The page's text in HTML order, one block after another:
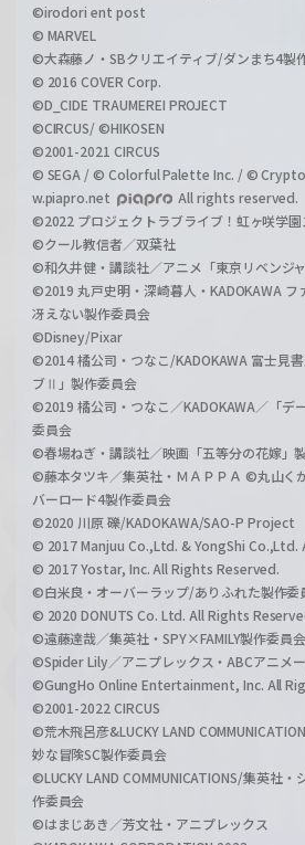
©irodori ent post
© MARVEL
©大森藤ノ・SBクリエイティブ/ダンまち4製
© 2016 COVER Corp.
©D_CIDE TRAUMEREI PROJECT
©CIRCUS/ ©HIKOSEN
©2001-2021 CIRCUS
© SEGA / © Colorful Palette Inc. / ©
w.piapro.net
All rights reserved.
©2022 プロジェクトラブライブ！虹ヶ咲学
©クール教信者／双葉社
©和久井健・講談社／アニメ「東京リベンジ
©2019 丸戸史明・深崎暮人・KADOKAWA フ
冴えない製作委員会
©Disney/Pixar
©2014 橘公司・つなこ/KADOKAWA 富士見
ブⅡ」製作委員会
©2019 橘公司・つなこ／KADOKAWA／「デ
委員会
©春場ねぎ・講談社／映画「五等分の花嫁」
©藤本タツキ／集英社・ＭＡＰＰＡ ©丸山く
バーロード4製作委員会
©2020 川原 礫/KADOKAWA/SAO-P Project
© 2017 Manjuu Co.,Ltd. & YongShi Co.,Ltd.
© 2017 Yostar, Inc. All Rights Reserved.
©白米良・オーバーラップ/ありふれた製作委
© 2020 DONUTS Co. Ltd. All Rights
©遠藤達哉／集英社・SPY×FAMILY製作委員会
©Spider Lily／アニプレックス・ABCアニメ
©GungHo Online Entertainment, Inc. All
©2001-2022 CIRCUS
©荒木飛呂彦&LUCKY LAND
妙な冒険SC製作委員会
©LUCKY LAND COMMUNICATIONS/集英社・
作委員会
©はまじあき／芳文社・アニプレックス